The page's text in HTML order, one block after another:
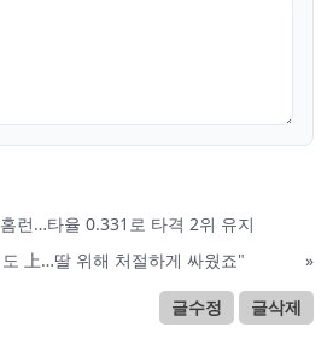
런…타율 0.331로 타격 2위 유지
上…딸 위해 처절하게 싸웠죠"
»
글수정 글삭제